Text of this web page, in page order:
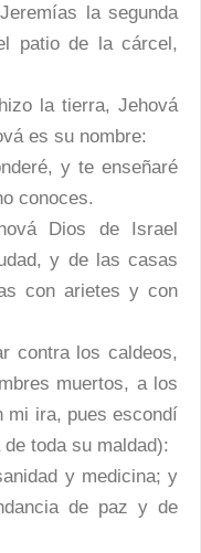
la segunda
patio de la cárcel,
la tierra, Jehová
es su nombre:
y te enseñaré
conoces.
Dios de Israel
y de las casas
con arietes y con
contra los caldeos,
muertos, a los
mi ira, pues escondí
toda su maldad):
y medicina; y
de paz y de